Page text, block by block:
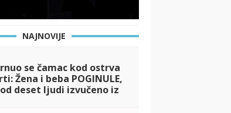
NAJNOVIJE
se čamac kod ostrva
Žena i beba POGINULE,
deset ljudi izvučeno iz